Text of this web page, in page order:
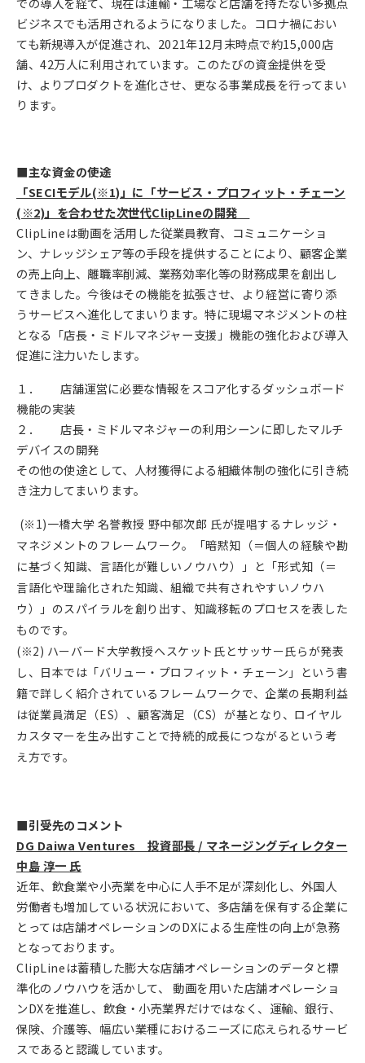
ビジネスでも活用されるようになりました。コロナ禍におい
ても新規導入が促進され、2021年12月末時点で約15,000店
舗、42万人に利用されています。このたびの資金提供を受
け、よりプロダクトを進化させ、更なる事業成長を行ってまい
ります。
■主な資金の使途
「SECIモデル(※1)」に「サービス・プロフィット・チェーン
(※2)」を合わせた次世代ClipLineの開発
ClipLineは動画を活用した従業員教育、コミュニケーショ
ン、ナレッジシェア等の手段を提供することにより、顧客企業
の売上向上、離職率削減、業務効率化等の財務成果を創出し
てきました。今後はその機能を拡張させ、より経営に寄り添
うサービスへ進化してまいります。特に現場マネジメントの柱
となる「店長・ミドルマネジャー支援」機能の強化および導入
促進に注力いたします。
１． 店舗運営に必要な情報をスコア化するダッシュボード
機能の実装
２． 店長・ミドルマネジャーの利用シーンに即したマルチ
デバイスの開発
その他の使途として、人材獲得による組織体制の強化に引き続
き注力してまいります。
(※1)一橋大学 名誉教授 野中郁次郎 氏が提唱するナレッジ・
マネジメントのフレームワーク。「暗黙知（＝個人の経験や勘
に基づく知識、言語化が難しいノウハウ）」と「形式知（＝
言語化や理論化された知識、組織で共有されやすいノウハ
ウ）」のスパイラルを創り出す、知識移転のプロセスを表した
ものです。
(※2) ハーバード大学教授ヘスケット氏とサッサー氏らが発表
し、日本では「バリュー・プロフィット・チェーン」という書
籍で詳しく紹介されているフレームワークで、企業の長期利益
は従業員満足（ES）、顧客満足（CS）が基となり、ロイヤル
カスタマーを生み出すことで持続的成長につながるという考
え方です。
■引受先のコメント
DG Daiwa Ventures 投資部長 / マネージングディレクター
中島 淳一 氏
近年、飲食業や小売業を中心に人手不足が深刻化し、外国人
労働者も増加している状況において、多店舗を保有する企業に
とっては店舗オペレーションのDXによる生産性の向上が急務
となっております。
ClipLineは蓄積した膨大な店舗オペレーションのデータと標
準化のノウハウを活かして、 動画を用いた店舗オペレーショ
ンDXを推進し、飲食・小売業界だけではなく、運輸、銀行、
保険、介護等、幅広い業種におけるニーズに応えられるサービ
スであると認識しています。